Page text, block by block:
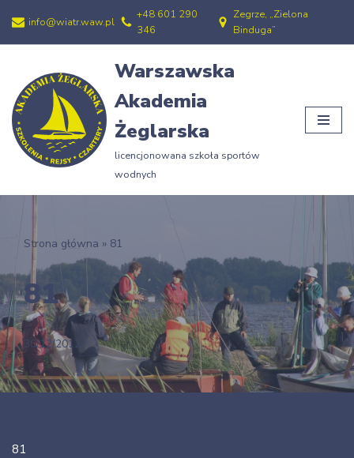
Przejdź
treści
info@wiatr.waw.pl
+48 601 290
346
Zegrze, „Zielona
Binduga”
Warszawska
Akademia
Żeglarska
licencjonowana szkoła sportów
wodnych
Strona główna » 81
81
30/12/2012
81